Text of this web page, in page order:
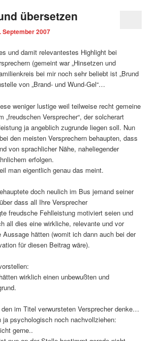
übersetzen
September 2007
und damit relevantestes Highlight bei
(gemeint war „Hinsetzen und
bei mir noch sehr beliebt ist „Brund
von „Brand- und Wund-Gel“…
weniger lustige weil teilweise recht gemeine
„freudschen Versprecher“, der solcherart
ja angeblich zugrunde liegen soll. Nun
den meisten Versprechern behaupten, dass
von sprachlicher Nähe, naheliegender
erfolgen.
man eigentlich genau das meint.
doch neulich im Bus jemand seiner
dass all Ihre Versprecher
freudsche Fehlleistung motiviert seien und
all dies eine wirkliche, relevante und vor
Aussage hätten (womit ich dann auch bei der
für diesen Beitrag wäre).
wirklich einen unbewußten und
im Titel verwursteten Versprecher denke…
ja psychologisch noch nachvollziehen:
gerne..